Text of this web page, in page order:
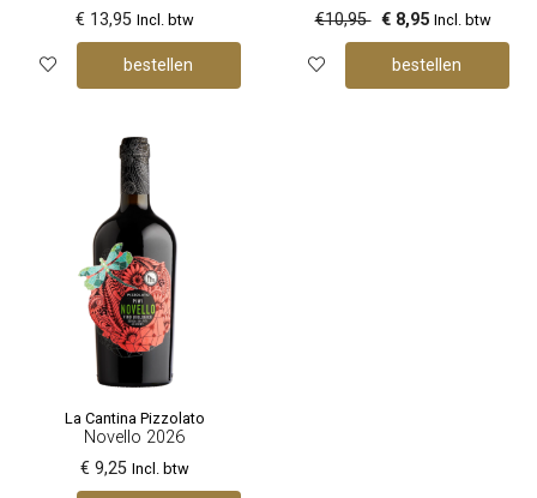
€ 13,95 Incl. btw
bestellen
€10,95 € 8,95 Incl. btw
bestellen
La Cantina Pizzolato
Novello 2026
€ 9,25 Incl. btw